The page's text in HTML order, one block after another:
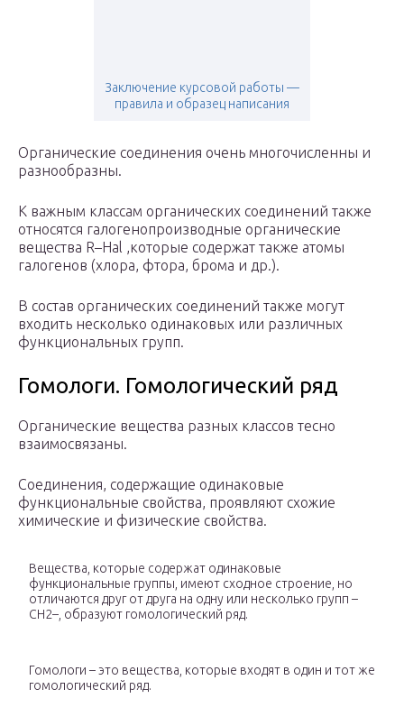
Заключение курсовой работы —
правила и образец написания
Органические соединения очень многочисленны и
разнообразны.
К важным классам органических соединений также
относятся галогенопроизводные органические
вещества R–Hal ,которые содержат также атомы
галогенов (хлора, фтора, брома и др.).
В состав органических соединений также могут
входить несколько одинаковых или различных
функциональных групп.
Гомологи. Гомологический ряд
Органические вещества разных классов тесно
взаимосвязаны.
Соединения, содержащие одинаковые
функциональные свойства, проявляют схожие
химические и физические свойства.
Вещества, которые содержат одинаковые
функциональные группы, имеют сходное строение, но
отличаются друг от друга на одну или несколько групп –
СH2–, образуют гомологический ряд.
Гомологи – это вещества, которые входят в один и тот же
гомологический ряд.